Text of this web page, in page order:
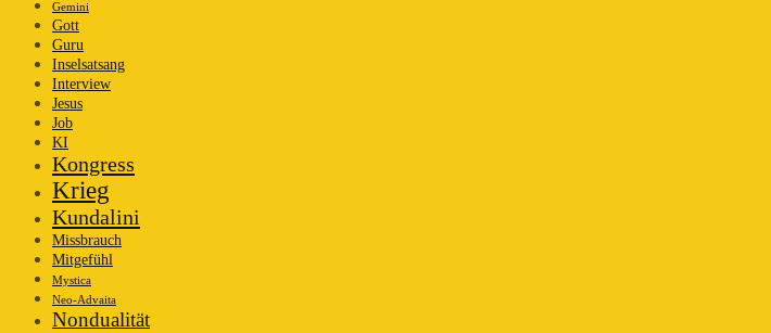
Gemini
Gott
Guru
Inselsatsang
Interview
Jesus
Job
KI
Kongress
Krieg
Kundalini
Missbrauch
Mitgefühl
Mystica
Neo-Advaita
Nondualität